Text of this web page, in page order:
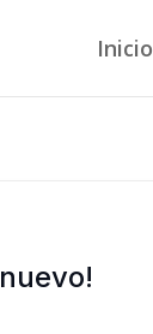
Inicio